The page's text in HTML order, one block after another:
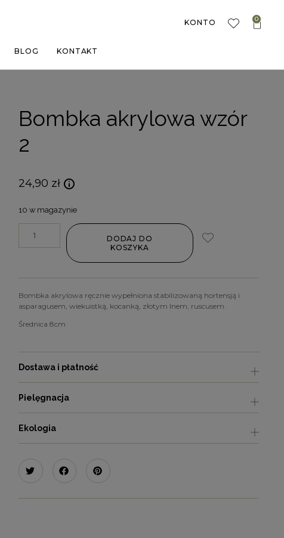
BLOG KONTAKT
KONTO 0
Bombka akrylowa wzór
2
24,90 zł
10 w magazynie
DODAJ DO
KOSZYKA
Bombka akrylowa ręcznie wypełniona stabilizowaną hortensją i
asparagusem, wiekuistką, kocanką, złotym lnem, ruscusem.
Średnica 8cm
Dostawa i płatność
Pielęgnacja
Ekologia